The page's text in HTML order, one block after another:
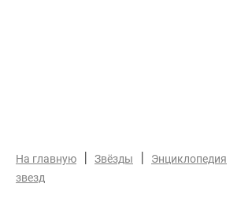
На главную | Звёзды |
Энциклопедия
звезд